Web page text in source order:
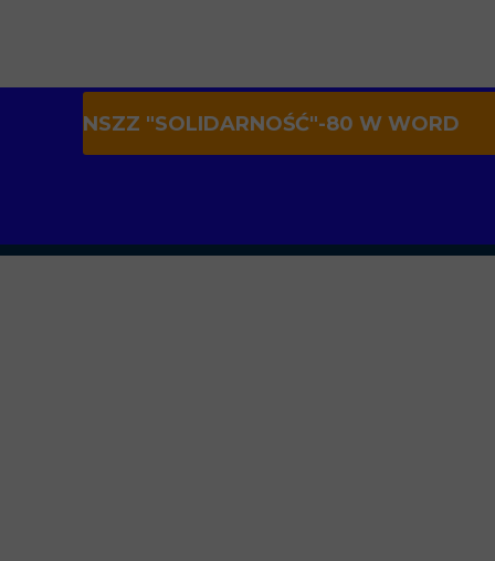
NSZZ "SOLIDARNOŚĆ"-80 W WORD